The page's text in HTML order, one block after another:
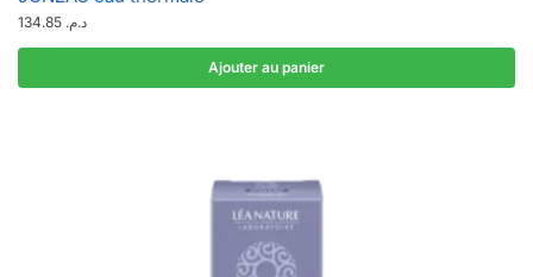
د.م.
Ajouter au panier